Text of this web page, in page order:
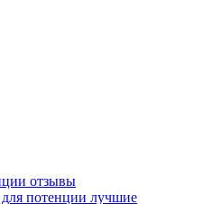
отзывы
потенции лучшие